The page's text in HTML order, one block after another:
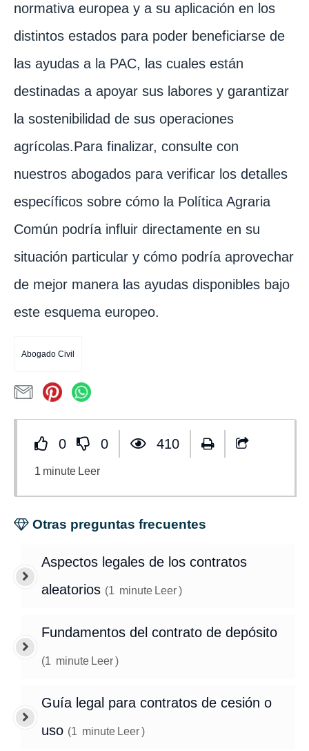
normativa europea y a su aplicación en los
distintos estados para poder beneficiarse de
las ayudas a la PAC, las cuales están
destinadas a apoyar sus labores y garantizar
la sostenibilidad de sus operaciones
agrícolas.Para finalizar, consulte con
nuestros abogados para verificar los detalles
específicos sobre cómo la Política Agraria
Común podría influir directamente en su
situación particular y cómo podría aprovechar
de mejor manera las ayudas disponibles bajo
este esquema europeo.
Abogado Civil
0 0 410
1 minute Leer
Otras preguntas frecuentes
Aspectos legales de los contratos
aleatorios (1 minute Leer)
Fundamentos del contrato de depósito
(1 minute Leer)
Guía legal para contratos de cesión o
uso (1 minute Leer)